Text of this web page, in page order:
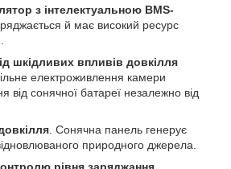
з інтелектуальною BMS-
й має високий ресурс
шкідливих впливів довкілля
електроживлення камери
від сонячної батареї незалежно від
. Сонячна панель генерує
природного джерела.
рівня заряджання